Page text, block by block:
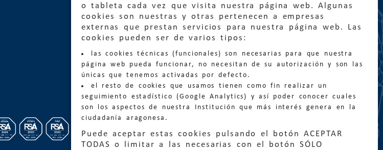
o tableta cada vez que visita nuestra página web. Algunas
cookies son nuestras y otras pertenecen a empresas
externas que prestan servicios para nuestra página web. Las
cookies pueden ser de varios tipos:
las cookies técnicas (funcionales) son necesarias para que nuestra
página web pueda funcionar, no necesitan de su autorización y son las
únicas que tenemos activadas por defecto.
el resto de cookies que usamos tienen como fin realizar un
seguimiento estadístico (Google Analytics) y así poder conocer cuales
son los aspectos de nuestra Institución que más interés genera en la
ciudadanía aragonesa.
Puede aceptar estas cookies pulsando el botón ACEPTAR
TODAS o limitar a las necesarias con el botón SÓLO
Quejas:quejas@eljusticiadearagon.es
Información general:
informacion@eljusticiadearagon.es
Teléfonos: 900 210 210/ 976 399 354